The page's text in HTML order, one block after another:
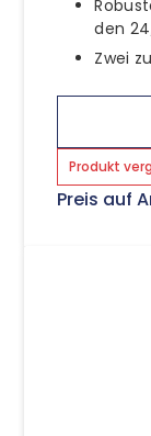
den
Zwei
Produkt
Preis auf